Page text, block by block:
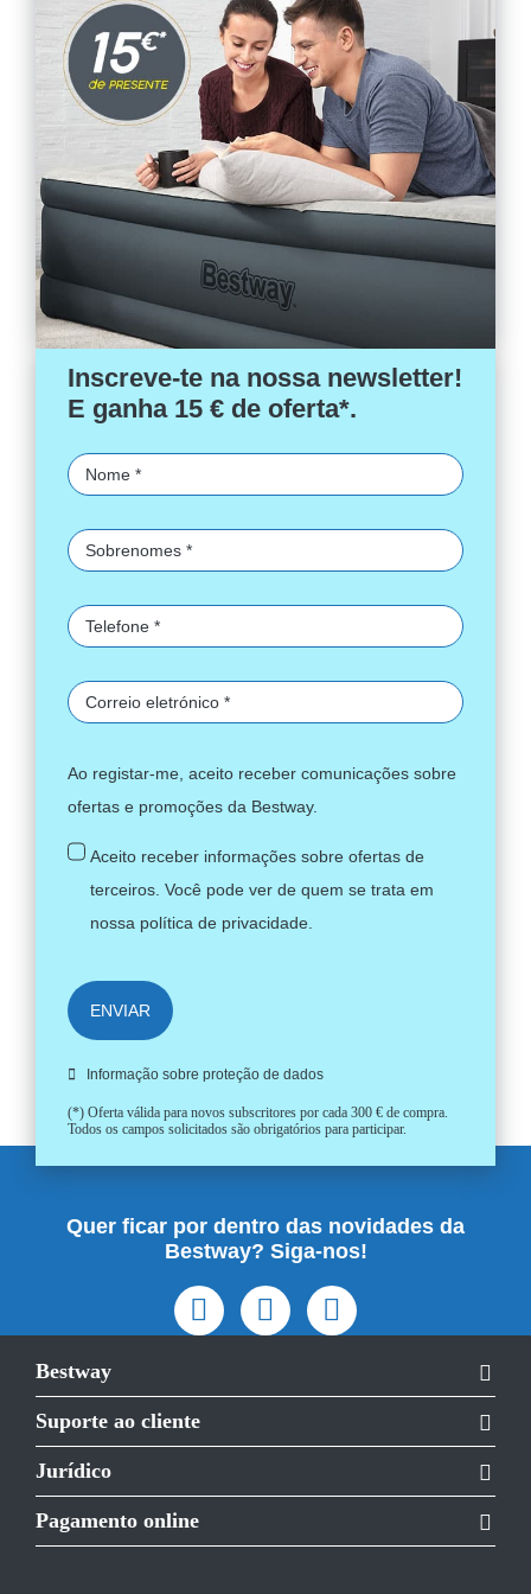
Inscreve-te na nossa newsletter!
E ganha 15 € de oferta*.
Ao registar-me, aceito receber comunicações sobre
ofertas e promoções da Bestway.
Aceito receber informações sobre ofertas de
terceiros. Você pode ver de quem se trata em
nossa política de privacidade.
ENVIAR
Informação sobre proteção de dados
(*) Oferta válida para novos subscritores por cada 300 € de compra.
Todos os campos solicitados são obrigatórios para participar.
Quer ficar por dentro das novidades da
Bestway? Siga-nos!
Bestway
Suporte ao cliente
Jurídico
Pagamento online